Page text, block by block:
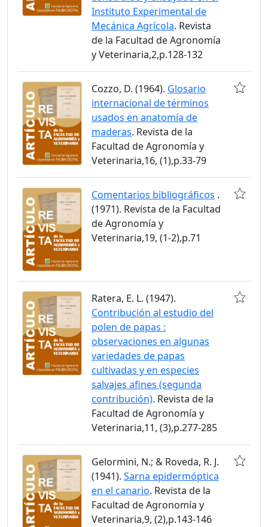
Instituto Experimental de
Mecánica Agrícola. Revista
de la Facultad de Agronomía
y Veterinaria,2,p.128-132
Cozzo, D. (1964). Glosario
internacional de términos
usados en anatomía de
maderas. Revista de la
Facultad de Agronomía y
Veterinaria,16, (1),p.33-79
Comentarios bibliográficos .
(1971). Revista de la Facultad
de Agronomía y
Veterinaria,19, (1-2),p.71
Ratera, E. L. (1947).
Contribución al estudio del
polen de papas :
observaciones en algunas
variedades de papas
cultivadas y en especies
salvajes afines (segunda
contribución). Revista de la
Facultad de Agronomía y
Veterinaria,11, (3),p.277-285
Gelormini, N.; & Roveda, R. J.
(1941). Sarna epidermóptica
en el canario. Revista de la
Facultad de Agronomía y
Veterinaria,9, (2),p.143-146